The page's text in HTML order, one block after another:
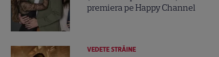
premiera pe Happy Channel
VEDETE STRĂINE